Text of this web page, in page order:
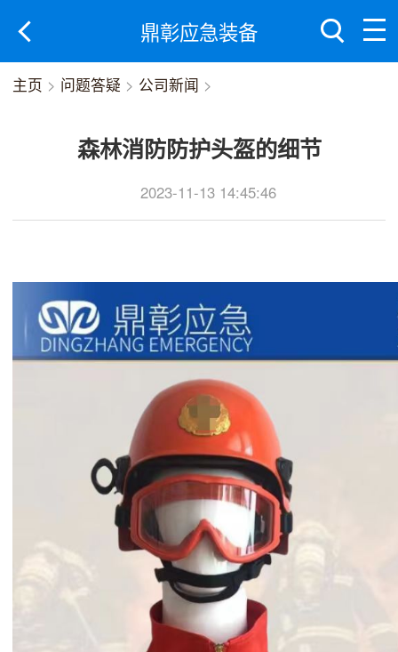
鼎彰应急装备
主页 > 问题答疑 > 公司新闻 >
森林消防防护头盔的细节
2023-11-13 14:45:46